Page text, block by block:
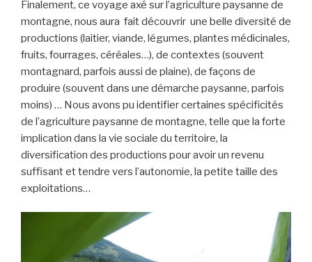
Finalement, ce voyage axé sur l’agriculture paysanne de
montagne, nous aura fait découvrir une belle diversité de
productions (laitier, viande, légumes, plantes médicinales,
fruits, fourrages, céréales…), de contextes (souvent
montagnard, parfois aussi de plaine), de façons de
produire (souvent dans une démarche paysanne, parfois
moins) … Nous avons pu identifier certaines spécificités
de l’agriculture paysanne de montagne, telle que la forte
implication dans la vie sociale du territoire, la
diversification des productions pour avoir un revenu
suffisant et tendre vers l’autonomie, la petite taille des
exploitations…